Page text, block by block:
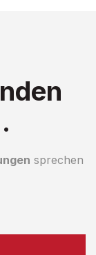
sprechen